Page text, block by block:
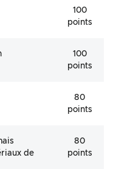
100
points
100
points
80
points
de
80
points